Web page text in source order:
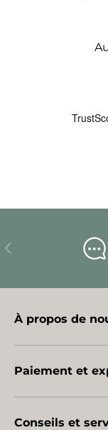
Précédent
À propos de
Paiement et
Conseils et